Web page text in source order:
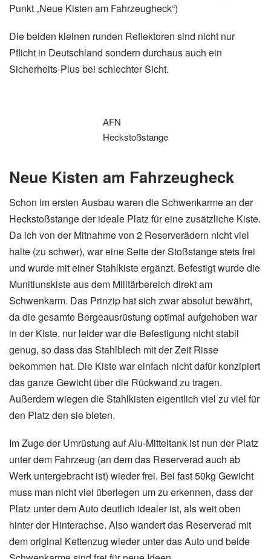
Punkt „Neue Kisten am Fahrzeugheck“)
Die beiden kleinen runden Reflektoren sind nicht nur
Pflicht in Deutschland sondern durchaus auch ein
Sicherheits-Plus bei schlechter Sicht.
AFN
Heckstoßstange
Neue Kisten am Fahrzeugheck
Schon im ersten Ausbau waren die Schwenkarme an der
Heckstoßstange der ideale Platz für eine zusätzliche Kiste.
Da ich von der Mitnahme von 2 Reserverädern nicht viel
halte (zu schwer), war eine Seite der Stoßstange stets frei
und wurde mit einer Stahlkiste ergänzt. Befestigt wurde die
Munitiunskiste aus dem Militärbereich direkt am
Schwenkarm. Das Prinzip hat sich zwar absolut bewährt,
da die gesamte Bergeausrüstung optimal aufgehoben war
in der Kiste, nur leider war die Befestigung nicht stabil
genug, so dass das Stahlblech mit der Zeit Risse
bekommen hat. Die Kiste war einfach nicht dafür konzipiert
das ganze Gewicht über die Rückwand zu tragen.
Außerdem wiegen die Stahlkisten eigentlich viel zu viel für
den Platz den sie bieten.
Im Zuge der Umrüstung auf Alu-Mitteltank ist nun der Platz
unter dem Fahrzeug (an dem das Reserverad auch ab
Werk untergebracht ist) wieder frei. Bei fast 50kg Gewicht
muss man nicht viel überlegen um zu erkennen, dass der
Platz unter dem Auto deutlich idealer ist, als weit oben
hinter der Hinterachse. Also wandert das Reserverad mit
dem original Kettenzug wieder unter das Auto und beide